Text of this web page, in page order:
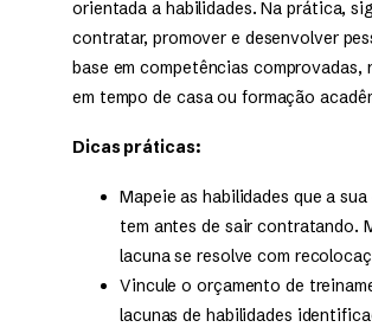
orientada a habilidades. Na prática,
contratar, promover e desenvolver
base em competências comprovadas,
em tempo de casa ou formação
Dicas práticas:
Mapeie as habilidades que a sua
tem antes de sair contratando.
lacuna se resolve com
Vincule o orçamento de
lacunas de habilidades